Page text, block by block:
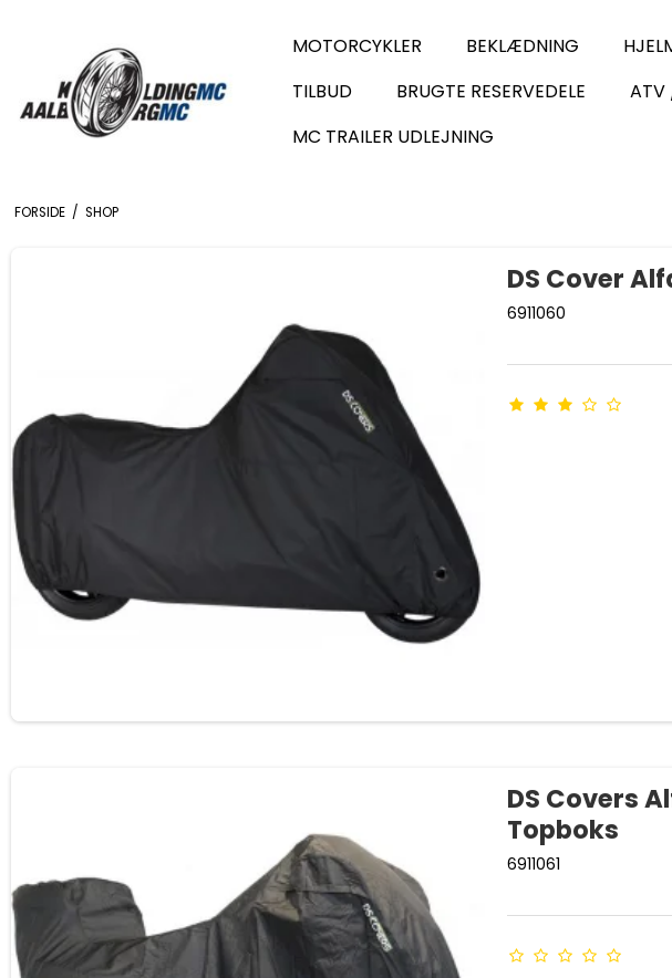
MOTORCYKLER BEKLÆDNING
TILBUD
BRUGTE RESERVEDELE ATV
MC TRAILER UDLEJNING
FORSIDE / SHOP
DS Cover
6911060
DS Covers
Topboks
6911061